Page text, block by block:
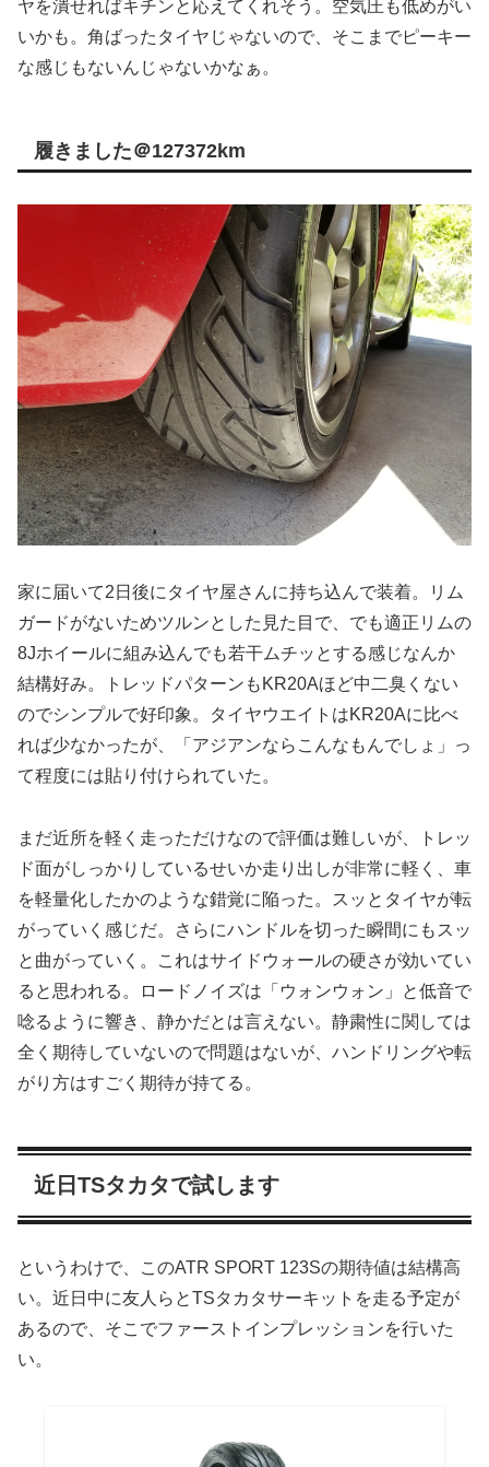
ヤを潰せればキチンと応えてくれそう。空気圧も低めがい
いかも。角ばったタイヤじゃないので、そこまでピーキー
な感じもないんじゃないかなぁ。
履きました＠127372km
家に届いて2日後にタイヤ屋さんに持ち込んで装着。リム
ガードがないためツルンとした見た目で、でも適正リムの
8Jホイールに組み込んでも若干ムチッとする感じなんか
結構好み。トレッドパターンもKR20Aほど中二臭くない
のでシンプルで好印象。タイヤウエイトはKR20Aに比べ
れば少なかったが、「アジアンならこんなもんでしょ」っ
て程度には貼り付けられていた。
まだ近所を軽く走っただけなので評価は難しいが、トレッ
ド面がしっかりしているせいか走り出しが非常に軽く、車
を軽量化したかのような錯覚に陥った。スッとタイヤが転
がっていく感じだ。さらにハンドルを切った瞬間にもスッ
と曲がっていく。これはサイドウォールの硬さが効いてい
ると思われる。ロードノイズは「ウォンウォン」と低音で
唸るように響き、静かだとは言えない。静粛性に関しては
全く期待していないので問題はないが、ハンドリングや転
がり方はすごく期待が持てる。
近日TSタカタで試します
というわけで、このATR SPORT 123Sの期待値は結構高
い。近日中に友人らとTSタカタサーキットを走る予定が
あるので、そこでファーストインプレッションを行いた
い。